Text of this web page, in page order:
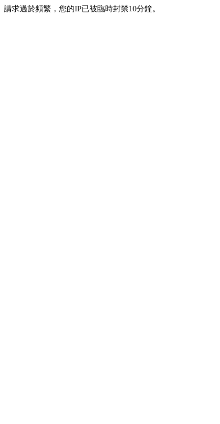
請求過於頻繁，您的IP已被臨時封禁10分鐘。